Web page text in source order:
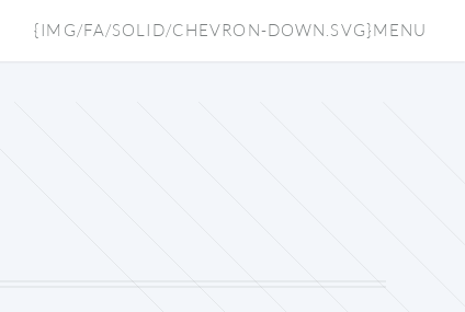
{IMG/FA/SOLID/CHEVRON-DOWN.SVG}MENU